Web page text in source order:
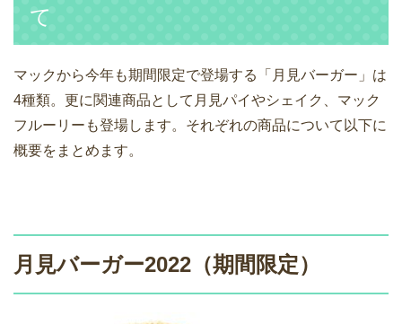
て
マックから今年も期間限定で登場する「月見バーガー」は
4種類。更に関連商品として月見パイやシェイク、マック
フルーリーも登場します。それぞれの商品について以下に
概要をまとめます。
月見バーガー2022（期間限定）